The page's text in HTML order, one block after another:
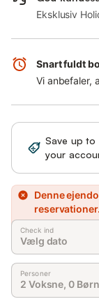
Eksklusiv
Snart fuldt
Vi anbefaler,
Save up
your
Denne
Check ind
Vælg dato
Personer
2 Voksne, 0 Børn